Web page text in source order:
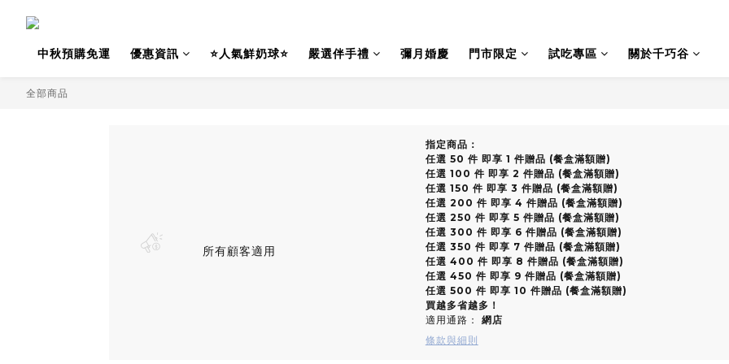
中秋預購免運 優惠資訊 ⭐人氣鮮奶球⭐ 嚴選伴手禮 彌月婚慶 門市限定 試吃專區 關於千巧谷
全部商品
所有顧客適用
指定商品：
任選 50 件 即享 1 件贈品 (餐盒滿額贈)
任選 100 件 即享 2 件贈品 (餐盒滿額贈)
任選 150 件 即享 3 件贈品 (餐盒滿額贈)
任選 200 件 即享 4 件贈品 (餐盒滿額贈)
任選 250 件 即享 5 件贈品 (餐盒滿額贈)
任選 300 件 即享 6 件贈品 (餐盒滿額贈)
任選 350 件 即享 7 件贈品 (餐盒滿額贈)
任選 400 件 即享 8 件贈品 (餐盒滿額贈)
任選 450 件 即享 9 件贈品 (餐盒滿額贈)
任選 500 件 即享 10 件贈品 (餐盒滿額贈)
買越多省越多！
適用通路： 網店
條款與細則